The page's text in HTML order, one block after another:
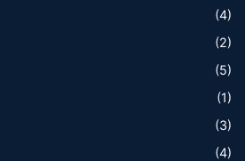
(4)
(2)
(5)
(1)
(3)
(4)